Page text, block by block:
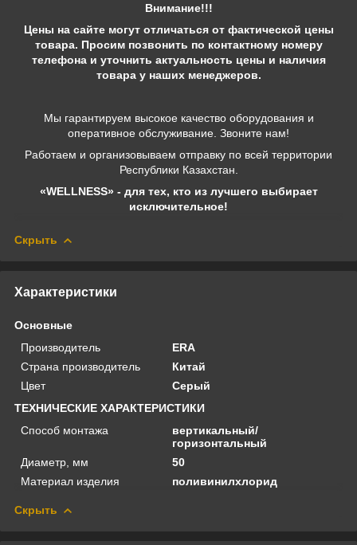
Внимание!!!
Цены на сайте могут отличаться от фактической цены
товара. Просим позвонить по контактному номеру
телефона и уточнить актуальность цены и наличия
товара у наших менеджеров.
Мы гарантируем высокое качество оборудования и
оперативное обслуживание. Звоните нам!
Работаем и организовываем отправку по всей территории
Республики Казахстан.
«WELLNESS» - для тех, кто из лучшего выбирает
исключительное!
Скрыть
Характеристики
Основные
Производитель
ERA
Страна производитель
Китай
Цвет
Серый
ТЕХНИЧЕСКИЕ ХАРАКТЕРИСТИКИ
Способ монтажа
вертикальный/
горизонтальный
Диаметр, мм
50
Материал изделия
поливинилхлорид
Скрыть